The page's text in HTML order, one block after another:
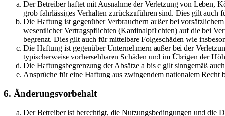
Der Betreiber haftet mit Ausnahme der Verletzung von Leben,
grob fahrlässiges Verhalten zurückzuführen sind. Dies gilt auch
Die Haftung ist gegenüber Verbrauchern außer bei
wesentlicher Vertragspflichten (Kardinalpflichten) auf die bei
begrenzt. Dies gilt auch für mittelbare Folgeschäden wie
Die Haftung ist gegenüber Unternehmern außer bei der
typischerweise vorhersehbaren Schäden und im Übrigen der
Die Haftungsbegrenzung der Absätze a bis c gilt sinngemäß
Ansprüche für eine Haftung aus zwingendem nationalem Recht
6. Änderungsvorbehalt
Der Betreiber ist berechtigt, die Nutzungsbedingungen und die